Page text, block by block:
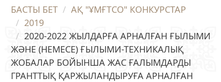
БАСТЫ БЕТ
АҚ "ҰМҒТСО" КОНКУРСТАР
2019
2020-2022 ЖЫЛДАРҒА АРНАЛҒАН ҒЫЛЫМИ
ЖӘНЕ (НЕМЕСЕ) ҒЫЛЫМИ-ТЕХНИКАЛЫҚ
ЖОБАЛАР БОЙЫНША ЖАС ҒАЛЫМДАРДЫ
ГРАНТТЫҚ ҚАРЖЫЛАНДЫРУҒА АРНАЛҒАН